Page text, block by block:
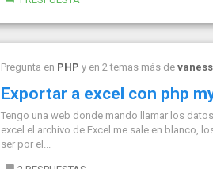
Pregunta en PHP y en 2 temas más de
Exportar a excel con php
Tengo una web donde mando llamar los
excel el archivo de Excel me sale en blanco,
ser por el...